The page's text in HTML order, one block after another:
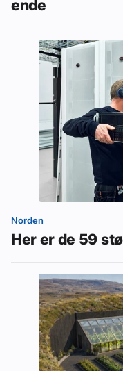
ende
Norden
Her er de 59